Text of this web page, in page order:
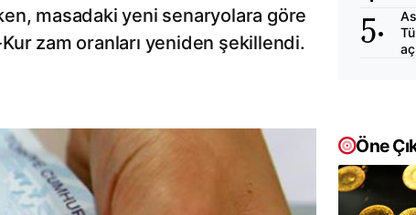
masadaki yeni senaryolara göre
zam oranları yeniden şekillendi.
Öne